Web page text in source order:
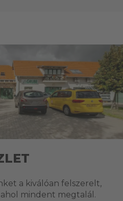
a kiválóan felszerelt,
mindent megtalál.